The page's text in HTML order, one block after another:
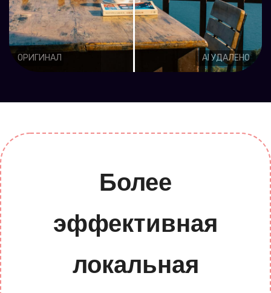
ОРИГИНАЛ AI УДАЛЕНО
Более
эффективная
локальная